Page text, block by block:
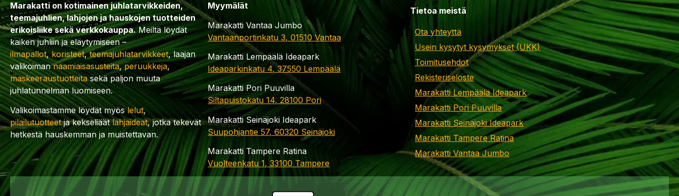
Marakatti on kotimainen juhlatarvikkeiden,
teemajuhlien, lahjojen ja hauskojen tuotteiden
erikoisliike sekä verkkokauppa.Meiltä löydät
kaiken juhliin ja eläytymiseen –
ilmapallot,koristeet,teemajuhlatarvikkeet, laajan
valikoimannaamiaisasusteita,peruukkeja,
maskeeraustuotteitasekä paljon muuta
juhlatunnelman luomiseen.
Valikoimastamme löydät myöslelut,
pilailutuotteetja kekseliäätlahjaideat, jotka tekevät
hetkestä hauskemman ja muistettavan.
Myymälät
Marakatti Vantaa Jumbo
Vantaanportinkatu 3, 01510 Vantaa
Marakatti Lempäälä Ideapark
Ideaparkinkatu 4, 37550 Lempäälä
Marakatti Pori Puuvilla
Siltapuistokatu 14, 28100 Pori
Marakatti Seinäjoki Ideapark
Suupohjantie 57, 60320 Seinäjoki
Marakatti Tampere Ratina
Vuolteenkatu 1, 33100 Tampere
Tietoa meistä
Ota yhteyttä
Usein kysytyt kysymykset (UKK)
Toimitusehdot
Rekisteriseloste
Marakatti Lempäälä Ideapark
Marakatti Pori Puuvilla
Marakatti Seinäjoki Ideapark
Marakatti Tampere Ratina
Marakatti Vantaa Jumbo